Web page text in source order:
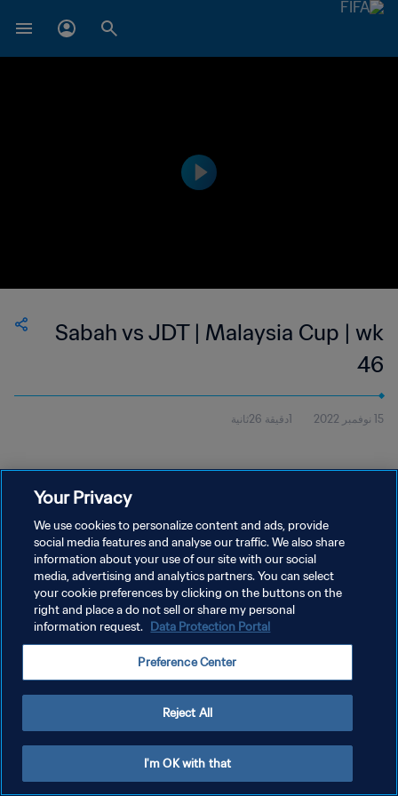
Sabah vs JDT | Malaysia Cup | wk
46
15 نوفمبر 2022 1دقيقة 26ثانية
سياسة الخصوصية
شروط الخدمة
إدارة تفضيلات ملفات تعريف الارتباط
حقوق النشر والطبع والتأليف © ١٩٩٤ - ٢٠٢٦ FIFA. جميع الحقوق محفوظة.
Your Privacy
We use cookies to personalize content and ads, provide
social media features and analyse our traffic. We also share
information about your use of our site with our social
media, advertising and analytics partners. You can select
your cookie preferences by clicking on the buttons on the
right and place a do not sell or share my personal
information request. Data Protection Portal
Preference Center
Reject All
I'm OK with that